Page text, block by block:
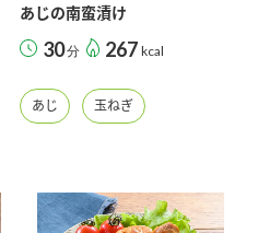
あじの南蛮漬け
30分 267 kcal
あじ 玉ねぎ